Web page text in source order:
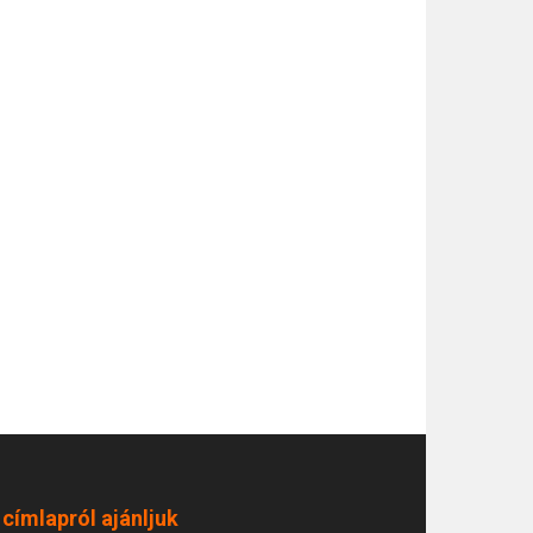
címlapról ajánljuk